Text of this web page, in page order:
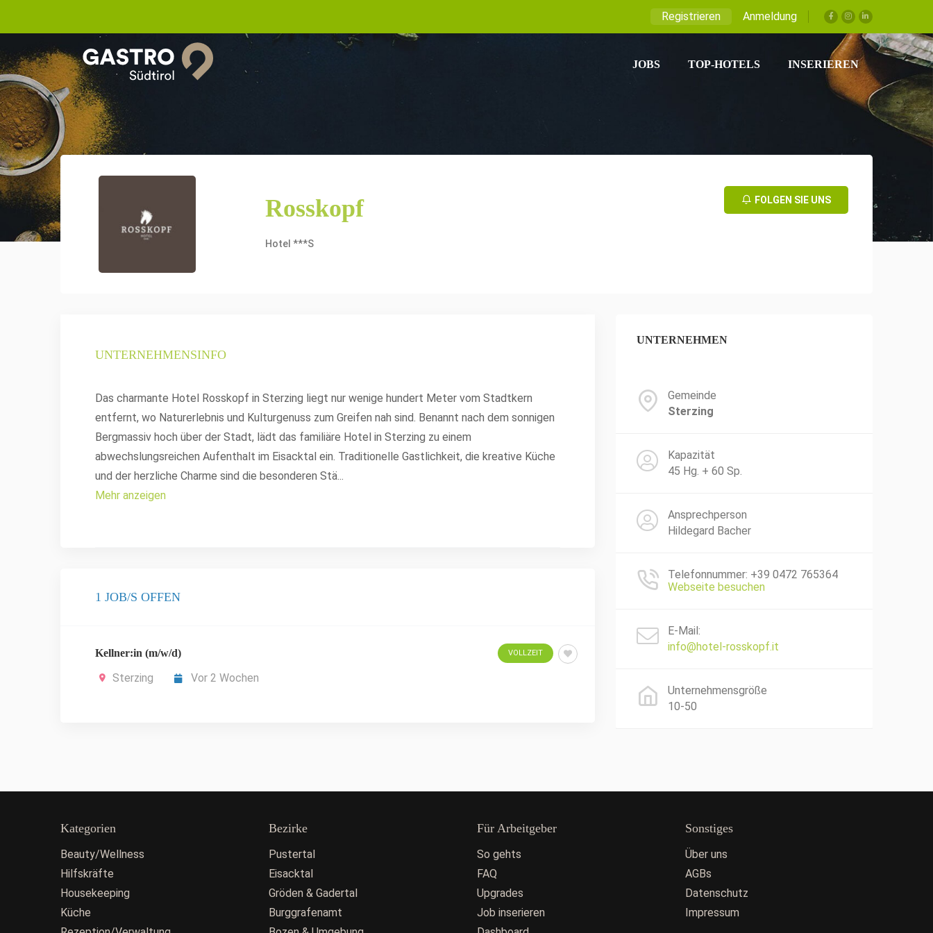
Registrieren Anmeldung
JOBS TOP-HOTELS INSERIEREN
Rosskopf
Hotel ***S
FOLGEN SIE UNS
UNTERNEHMENSINFO
Das charmante Hotel Rosskopf in Sterzing liegt nur wenige hundert Meter vom Stadtkern
entfernt, wo Naturerlebnis und Kulturgenuss zum Greifen nah sind. Benannt nach dem sonnigen
Bergmassiv hoch über der Stadt, lädt das familiäre Hotel in Sterzing zu einem
abwechslungsreichen Aufenthalt im Eisacktal ein. Traditionelle Gastlichkeit, die kreative Küche
und der herzliche Charme sind die besonderen Stä...
Mehr anzeigen
1 JOB/S OFFEN
Kellner:in (m/w/d)
Sterzing Vor 2 Wochen
VOLLZEIT
UNTERNEHMEN
Gemeinde
Sterzing
Kapazität
45 Hg. + 60 Sp.
Ansprechperson
Hildegard Bacher
Telefonnummer: +39 0472 765364
Webseite besuchen
E-Mail:
info@hotel-rosskopf.it
Unternehmensgröße
10-50
Kategorien
Beauty/Wellness
Hilfskräfte
Housekeeping
Küche
Bezirke
Pustertal
Eisacktal
Gröden & Gadertal
Burggrafenamt
Für Arbeitgeber
So gehts
FAQ
Upgrades
Job inserieren
Sonstiges
Über uns
AGBs
Datenschutz
Impressum